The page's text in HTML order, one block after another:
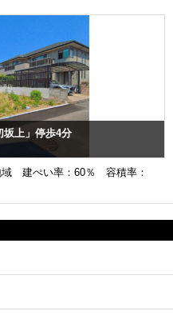
坂上」停歩4分
域 建ぺい率：60％ 容積率：